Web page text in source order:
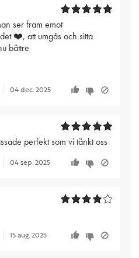
ser fram emot
❤️, att umgås och sitta
bättre
04 dec. 2025
perfekt som vi tänkt oss
04 sep. 2025
15 aug. 2025